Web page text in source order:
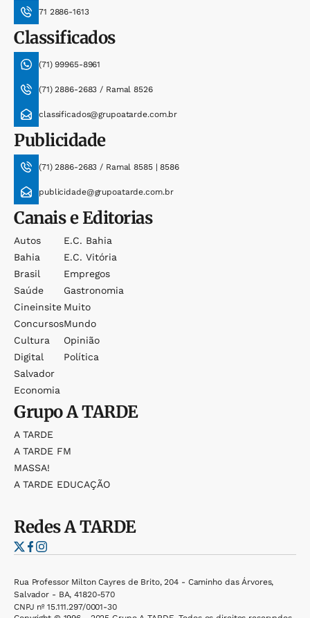
71 2886-1613
Classificados
(71) 99965-8961
(71) 2886-2683 / Ramal 8526
classificados@grupoatarde.com.br
Publicidade
(71) 2886-2683 / Ramal 8585 | 8586
publicidade@grupoatarde.com.br
Canais e Editorias
Autos
Bahia
Brasil
Saúde
Cineinsite
Concursos
Cultura
Digital
Salvador
Economia
E.c. Bahia
E.c. Vitória
Empregos
Gastronomia
Muito
Mundo
Opinião
Política
GrupoA TARDE
A TARDE
A TARDE FM
MASSA!
A TARDE EDUCAÇÃO
RedesA TARDE
Rua Professor Milton Cayres de Brito, 204 - Caminho das Árvores,
Salvador - BA, 41820-570
CNPJ nº 15.111.297/0001-30